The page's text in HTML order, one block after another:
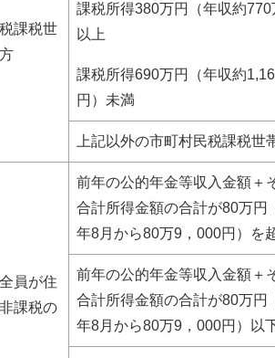
課税世
課税所得380万円（年収約770
以上
課税所得690万円（年収約
円）未満
上記以外の市町村民税課税世
員が住
課税の
前年の公的年金等収入金額＋
合計所得金額の合計が80万円
年8月から80万9，000円）を
前年の公的年金等収入金額＋
合計所得金額の合計が80万円
年8月から80万9，000円）以